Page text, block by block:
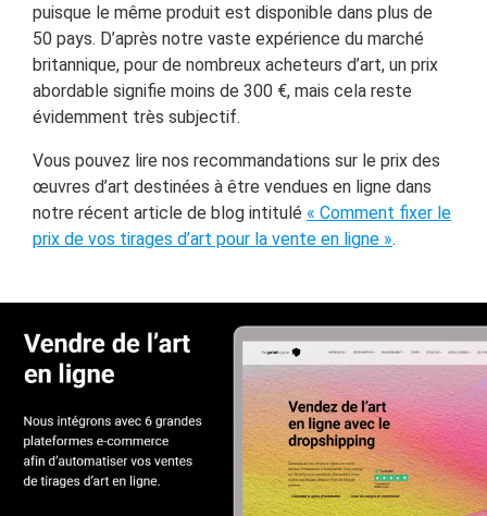
puisque le même produit est disponible dans plus de
50 pays. D’après notre vaste expérience du marché
britannique, pour de nombreux acheteurs d’art, un prix
abordable signifie moins de 300 €, mais cela reste
évidemment très subjectif.
Vous pouvez lire nos recommandations sur le prix des
œuvres d’art destinées à être vendues en ligne dans
notre récent article de blog intitulé « Comment fixer le
prix de vos tirages d’art pour la vente en ligne ».